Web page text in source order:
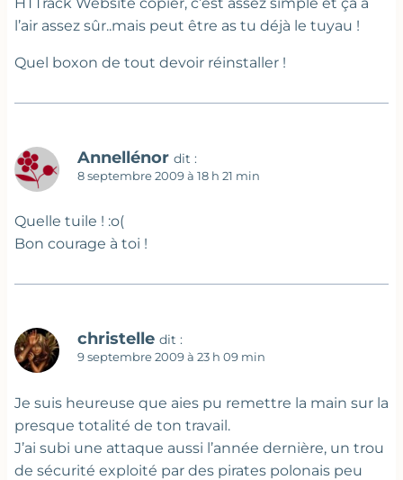
l’air assez sûr..mais peut être as tu déjà le tuyau !
Quel boxon de tout devoir réinstaller !
Annellénor dit :
8 septembre 2009 à 18 h 21 min
Quelle tuile ! :o(
Bon courage à toi !
christelle dit :
9 septembre 2009 à 23 h 09 min
Je suis heureuse que aies pu remettre la main sur la
presque totalité de ton travail.
J’ai subi une attaque aussi l’année dernière, un trou
de sécurité exploité par des pirates polonais peu